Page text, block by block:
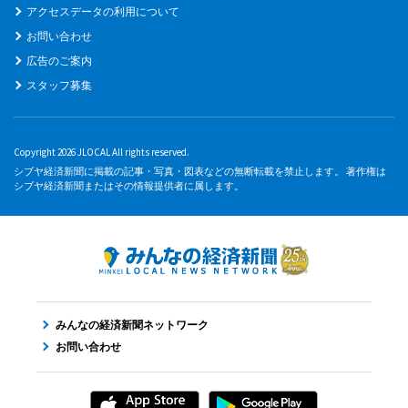
アクセスデータの利用について
お問い合わせ
広告のご案内
スタッフ募集
Copyright 2026 JLOCAL All rights reserved.
シブヤ経済新聞に掲載の記事・写真・図表などの無断転載を禁止します。 著作権は
シブヤ経済新聞またはその情報提供者に属します。
みんなの経済新聞ネットワーク
お問い合わせ